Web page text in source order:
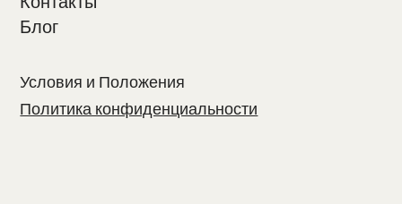
Контакты
Блог
Условия и Положения
Политика конфиденциальности